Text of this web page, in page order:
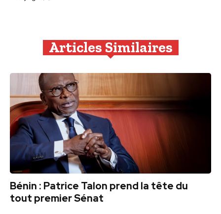
Articles Similaires
Bénin : Patrice Talon prend la tête du
tout premier Sénat